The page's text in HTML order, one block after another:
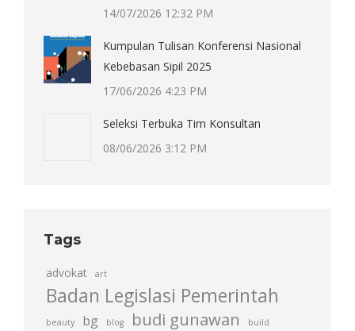
14/07/2026 12:32 PM
Kumpulan Tulisan Konferensi Nasional
Kebebasan Sipil 2025
17/06/2026 4:23 PM
Seleksi Terbuka Tim Konsultan
08/06/2026 3:12 PM
Tags
advokat art
Badan Legislasi Pemerintah
beauty bg blog budi gunawan build